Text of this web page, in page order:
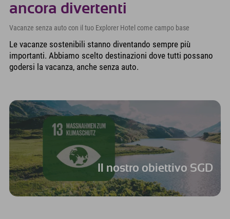
ancora divertenti
Vacanze senza auto con il tuo Explorer Hotel come campo base
Le vacanze sostenibili stanno diventando sempre più
importanti. Abbiamo scelto destinazioni dove tutti possano
godersi la vacanza, anche senza auto.
Il nostro obiettivo SGD